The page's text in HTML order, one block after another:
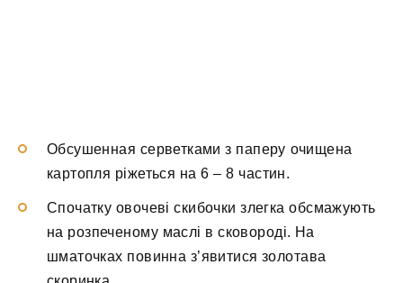
Обсушенная серветками з паперу очищена
картопля ріжеться на 6 – 8 частин.
Спочатку овочеві скибочки злегка обсмажують
на розпеченому маслі в сковороді. На
шматочках повинна з’явитися золотава